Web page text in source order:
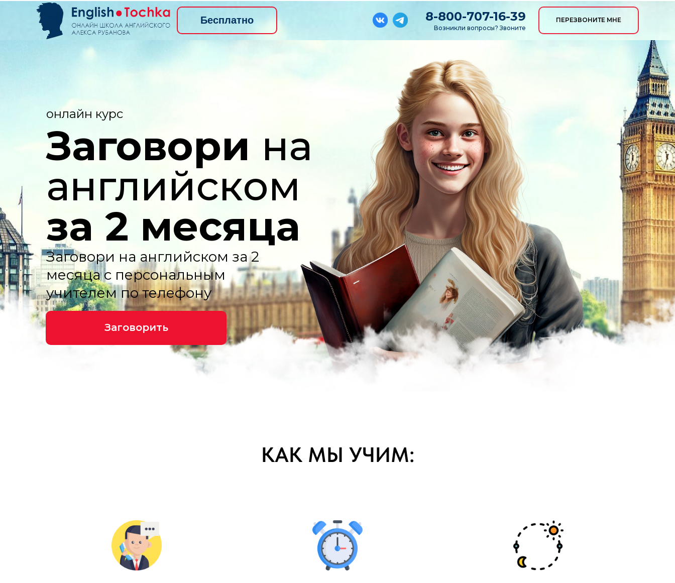
ПЕРЕЗВОНИТЕ МНЕ
Бесплатно
Возникли вопросы? Звоните
8-800-707-16-39
онлайн курс
Заговори на
английском
за 2 месяца
Заговори на английском за 2
месяца с персональным
учителем по телефону
Заговорить
КАК МЫ УЧИМ: